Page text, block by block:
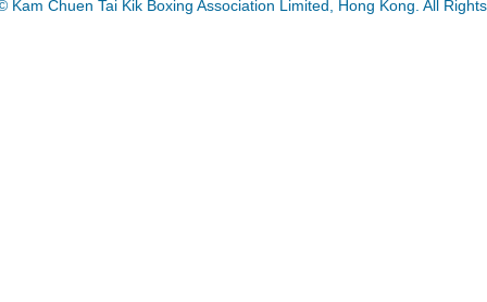
Kam Chuen Tai Kik Boxing Association Limited, Hong Kong. All